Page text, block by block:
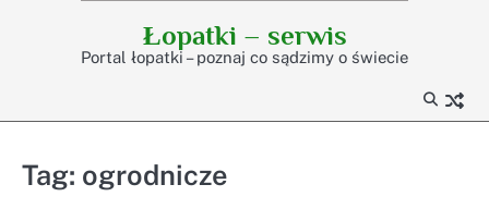
Łopatki – serwis
Portal łopatki – poznaj co sądzimy o świecie
Tag: ogrodnicze